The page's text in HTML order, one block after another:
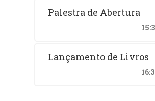
Palestra de Abertura
Lançamento de Livros